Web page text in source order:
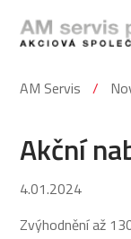
AM Servis
Akční
4.01.2024
Zvýhodnění až